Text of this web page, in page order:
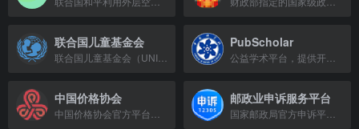
联合国儿童基金会 PubScholar
中国价格协会 邮政业申诉服务平台